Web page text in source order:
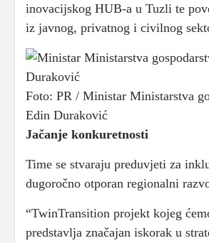
inovacijskog HUB-a u Tuzli te
iz javnog, privatnog i civilnog
Foto: PR / Ministar Ministarstva
Edin Duraković
Jačanje konkuretnosti
Time se stvaraju preduvjeti za
dugoročno otporan regionalni
“TwinTransition projekt kojeg
predstavlja značajan iskorak u